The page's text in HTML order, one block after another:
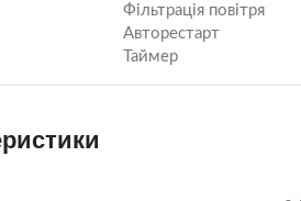
Фільтрація повітря
Авторестарт
Таймер